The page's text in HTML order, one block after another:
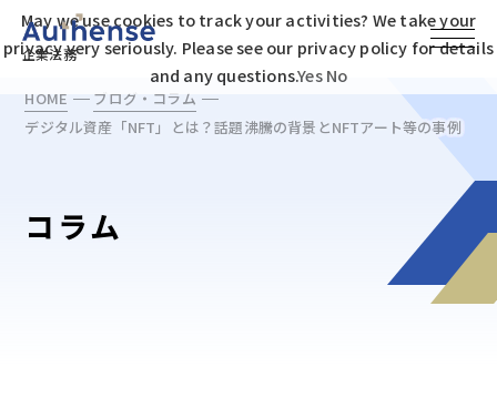
企業法務
HOME
ブログ・コラム
デジタル資産「NFT」とは？話題沸騰の背景とNFTアート等の事例
コラム
May we use cookies to track your activities? We take your
privacy very seriously. Please see our privacy policy for details
and any questions.Yes No